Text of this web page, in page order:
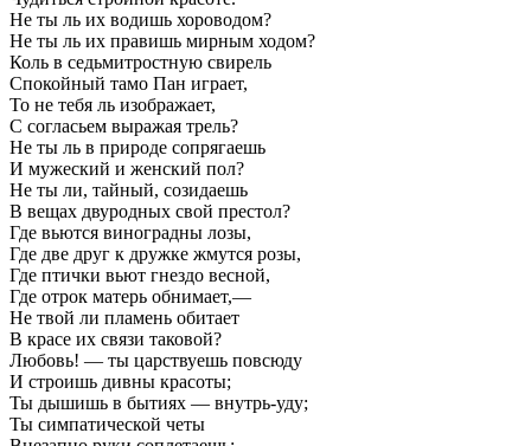
Не ты ль их водишь хороводом?
Не ты ль их правишь мирным ходом?
Коль в седьмитростную свирель
Спокойный тамо Пан играет,
То не тебя ль изображает,
С согласьем выражая трель?
Не ты ль в природе сопрягаешь
И мужеский и женский пол?
Не ты ли, тайный, созидаешь
В вещах двуродных свой престол?
Где вьются виноградны лозы,
Где две друг к дружке жмутся розы,
Где птички вьют гнездо весной,
Где отрок матерь обнимает,—
Не твой ли пламень обитает
В красе их связи таковой?
Любовь! — ты царствуешь повсюду
И строишь дивны красоты;
Ты дышишь в бытиях — внутрь-уду;
Ты симпатической четы